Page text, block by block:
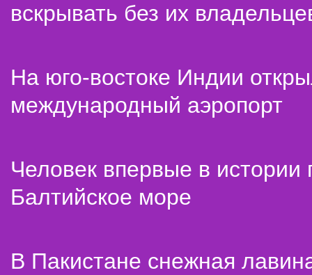
вскрывать без их
На юго-востоке Индии
международный аэропорт
Человек впервые в истории
Балтийское море
В Пакистане снежная